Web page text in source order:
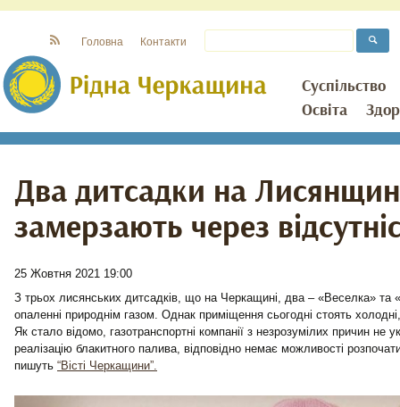
Суспільство
Освіта
Головна Контакти
Два дитсадки на
замерзають через
25 Жовтня 2021 19:00
З трьох лисянських дитсадків, що на Черкащині, два – «Веселка»
опаленні природнім газом. Однак приміщення сьогодні стоять
Як стало відомо, газотранспортні компанії з незрозумілих причин не
реалізацію блакитного палива, відповідно немає можливості
пишуть “Вісті Черкащини”.